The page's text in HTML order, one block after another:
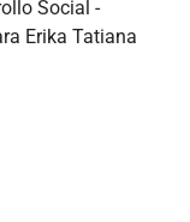
Social -
Erika Tatiana